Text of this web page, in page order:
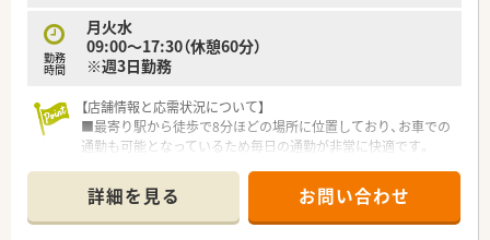
勤務
時間
月火水
09:00～17:30（休憩60分）
※週3日勤務
【店舗情報と応需状況について】
■最寄り駅から徒歩で8分ほどの場所に位置しており、お車での
通勤も可能となっているため毎日の通勤が非常に快適です。
あたり約90枚の処方箋を広範囲の科目から応需しています。
■歯科や心療内科をはじめとした多彩な専門科目を扱っており、
非常に高い専門性と幅広い調剤スキルが身につきます。
詳細を見る お問い合わせ